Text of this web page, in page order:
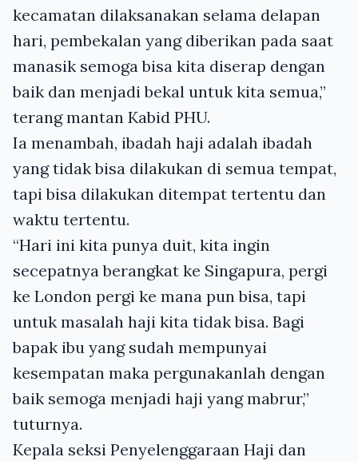
kecamatan dilaksanakan selama delapan
hari, pembekalan yang diberikan pada saat
manasik semoga bisa kita diserap dengan
baik dan menjadi bekal untuk kita semua,”
terang mantan Kabid PHU.
Ia menambah, ibadah haji adalah ibadah
yang tidak bisa dilakukan di semua tempat,
tapi bisa dilakukan ditempat tertentu dan
waktu tertentu.
“Hari ini kita punya duit, kita ingin
secepatnya berangkat ke Singapura, pergi
ke London pergi ke mana pun bisa, tapi
untuk masalah haji kita tidak bisa. Bagi
bapak ibu yang sudah mempunyai
kesempatan maka pergunakanlah dengan
baik semoga menjadi haji yang mabrur,”
tuturnya.
Kepala seksi Penyelenggaraan Haji dan